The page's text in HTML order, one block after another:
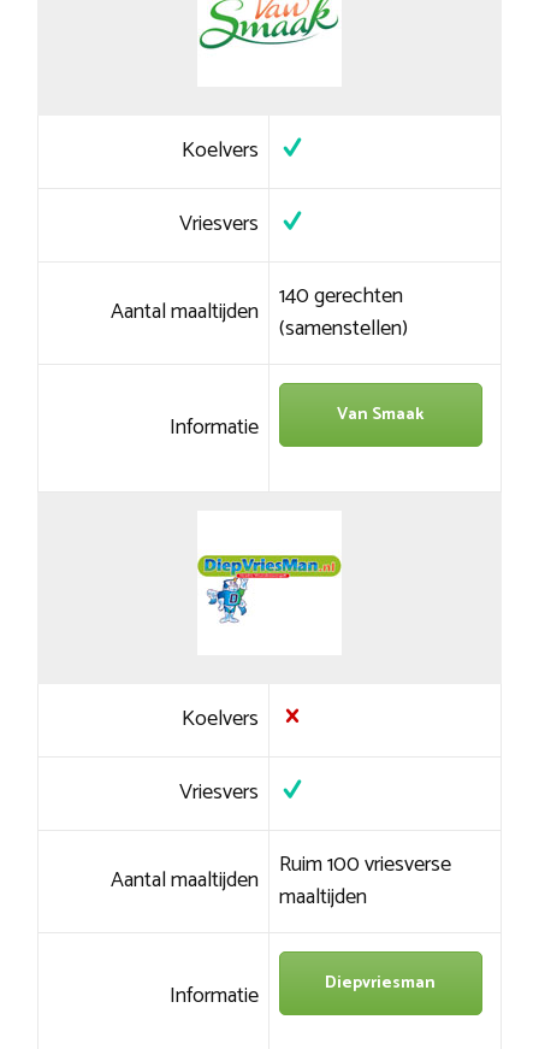
Koelvers
Vriesvers
Aantal maaltijden 140 gerechten
(samenstellen)
Informatie Van Smaak
Koelvers
Vriesvers
Aantal maaltijden Ruim 100 vriesverse
maaltijden
Informatie Diepvriesman